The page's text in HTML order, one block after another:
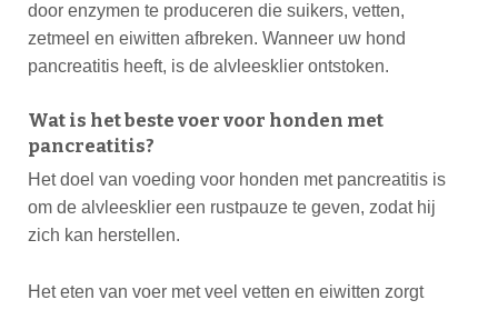
door enzymen te produceren die suikers, vetten,
zetmeel en eiwitten afbreken. Wanneer uw hond
pancreatitis heeft, is de alvleesklier ontstoken.
Wat is het beste voer voor honden met
pancreatitis?
Het doel van voeding voor honden met pancreatitis is
om de alvleesklier een rustpauze te geven, zodat hij
zich kan herstellen.
Het eten van voer met veel vetten en eiwitten zorgt